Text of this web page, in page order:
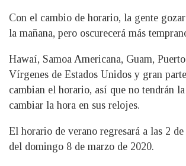
Con el cambio de horario, la gente
la mañana, pero oscurecerá más
Hawaí, Samoa Americana, Guam,
Vírgenes de Estados Unidos y gran
cambian el horario, así que no tendrán
cambiar la hora en sus relojes.
El horario de verano regresará a las 2
del domingo 8 de marzo de 2020.